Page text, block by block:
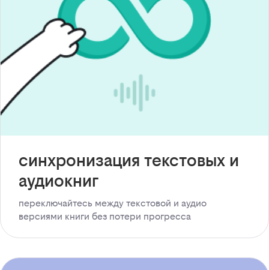
синхронизация текстовых и
аудиокниг
переключайтесь между текстовой и аудио
версиями книги без потери прогресса